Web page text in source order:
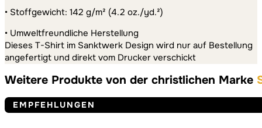
• Stoffgewicht: 142 g/m² (4.2 oz./yd.²)
• Umweltfreundliche Herstellung
Dieses T-Shirt im Sanktwerk Design wird nur auf Bestellung
angefertigt und direkt vom Drucker verschickt
Weitere Produkte von der christlichen Marke
EMPFEHLUNGEN